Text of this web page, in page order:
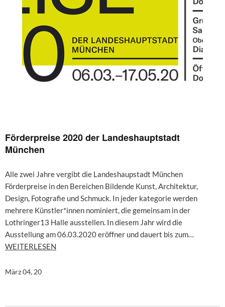
Förderpreise 2020 der Landeshauptstadt
München
Alle zwei Jahre vergibt die Landeshaupstadt München
Förderpreise in den Bereichen Bildende Kunst, Architektur,
Design, Fotografie und Schmuck. In jeder kategorie werden
mehrere Künstler*innen nominiert, die gemeinsam in der
Lothringer13 Halle ausstellen. In diesem Jahr wird die
Ausstellung am 06.03.2020 eröffner und dauert bis zum…
WEITERLESEN
März 04, 20